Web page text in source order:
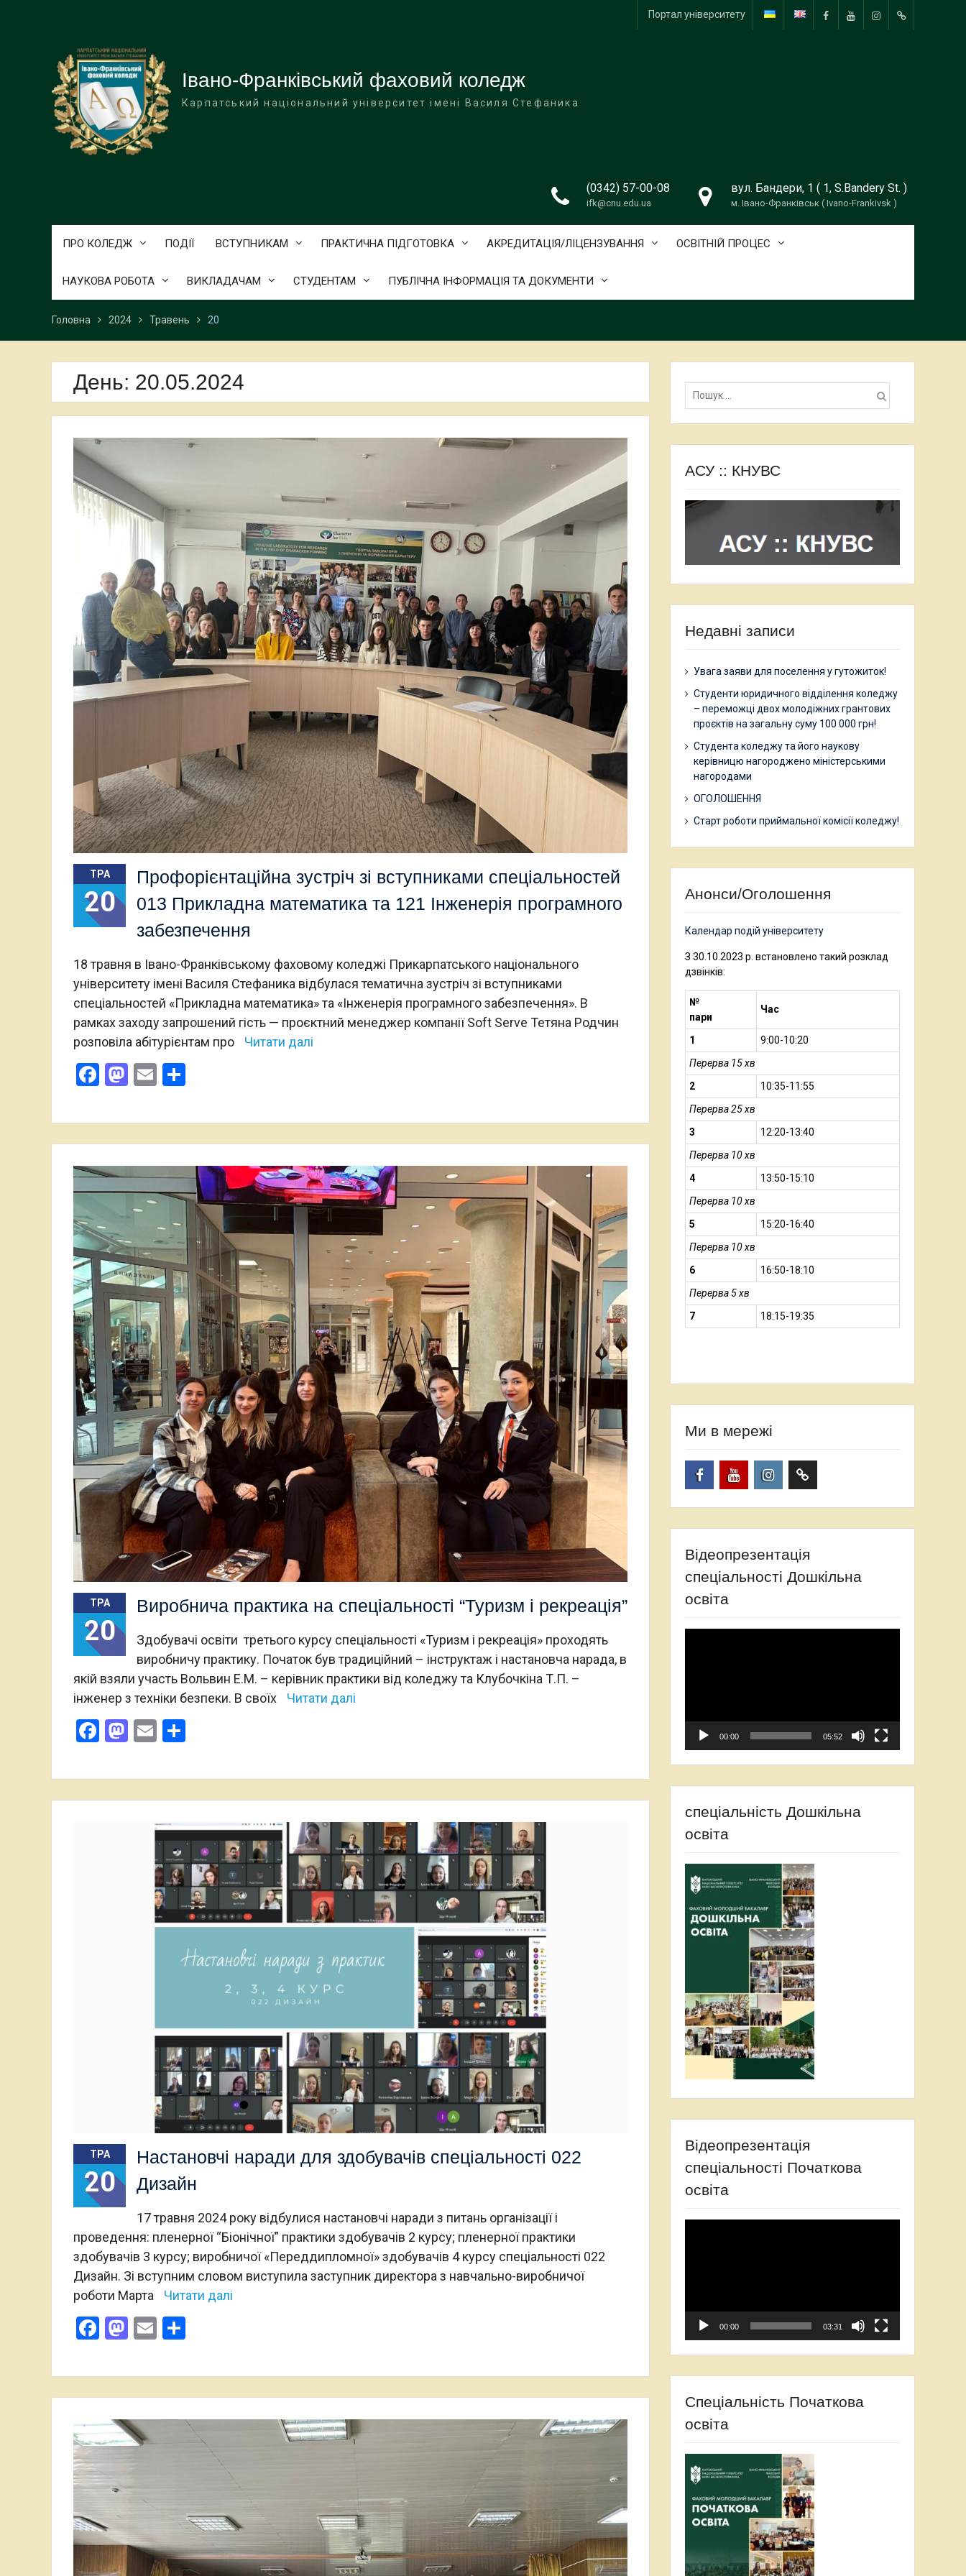
FacebookYouTubeInstagramTikTok
Портал університету
Івано-Франківський фаховий коледж
Карпатський національний університет імені Василя Стефаника
(0342) 57-00-08
ifk@cnu.edu.ua
вул. Бандери, 1 ( 1, S.Bandery St. )
м. Івано-Франківськ ( Ivano-Frankivsk )
ПРО КОЛЕДЖ ПОДІЇ ВСТУПНИКАМ ПРАКТИЧНА ПІДГОТОВКА АКРЕДИТАЦІЯ/ЛІЦЕНЗУВАННЯ ОСВІТНІЙ ПРОЦЕС
НАУКОВА РОБОТА ВИКЛАДАЧАМ СТУДЕНТАМ ПУБЛІЧНА ІНФОРМАЦІЯ ТА ДОКУМЕНТИ
Головна 2024 Травень 20
День: 20.05.2024
ТРА
20
Профорієнтаційна зустріч зі вступниками спеціальностей
013 Прикладна математика та 121 Інженерія програмного
забезпечення
18 травня в Івано-Франківському фаховому коледжі Прикарпатського національного
університету імені Василя Стефаника відбулася тематична зустріч зі вступниками
спеціальностей «Прикладна математика» та «Інженерія програмного забезпечення». В
рамках заходу запрошений гість — проєктний менеджер компанії Soft Serve Тетяна Родчин
розповіла абітурієнтам про
Читати далі
Facebook
Mastodon
Email
ТРА
20
Виробнича практика на спеціальності “Туризм і рекреація”
Здобувачі освіти третього курсу спеціальності «Туризм і рекреація» проходять
виробничу практику. Початок був традиційний – інструктаж і настановча нарада, в
якій взяли участь Вольвин Е.М. – керівник практики від коледжу та Клубочкіна Т.П. –
інженер з техніки безпеки. В своїх
Читати далі
Facebook
Mastodon
Email
ТРА
20
Настановчі наради для здобувачів спеціальності 022
Дизайн
17 травня 2024 року відбулися настановчі наради з питань організації і
проведення: пленерної “Біонічної” практики здобувачів 2 курсу; пленерної практики
здобувачів 3 курсу; виробничої «Переддипломної» здобувачів 4 курсу спеціальності 022
Дизайн. Зі вступним словом виступила заступник директора з навчально-виробничої
роботи Марта
Читати далі
Facebook
Mastodon
Email
Пошук:
АСУ :: КНУВС
Недавні записи
Увага заяви для поселення у гутожиток!
Студенти юридичного відділення коледжу
– переможці двох молодіжних грантових
проєктів на загальну суму 100 000 грн!
Студента коледжу та його наукову
керівницю нагороджено міністерськими
нагородами
ОГОЛОШЕННЯ
Старт роботи приймальної комісії коледжу!
Анонси/Оголошення
Календар подій університету
З 30.10.2023 р. встановлено такий розклад
дзвінків:
№
пари
Час
1
9:00-10:20
Перерва 15 хв
2
10:35-11:55
Перерва 25 хв
3
12:20-13:40
Перерва 10 хв
4
13:50-15:10
Перерва 10 хв
5
15:20-16:40
Перерва 10 хв
6
16:50-18:10
Перерва 5 хв
7
18:15-19:35
Ми в мережі
Відеопрезентація
спеціальності Дошкільна
освіта
00:00 05:52
спеціальність Дошкільна
освіта
Відеопрезентація
спеціальності Початкова
освіта
00:00 03:31
Спеціальність Початкова
освіта